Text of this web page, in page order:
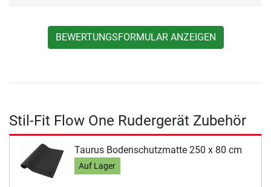
BEWERTUNGSFORMULAR ANZEIGEN
Stil-Fit Flow One Rudergerät Zubehör
Taurus Bodenschutzmatte 250 x 80 cm
Auf Lager